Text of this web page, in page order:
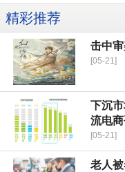
精彩推荐
击中
[05-21]
下沉
流电
[05-21]
老人